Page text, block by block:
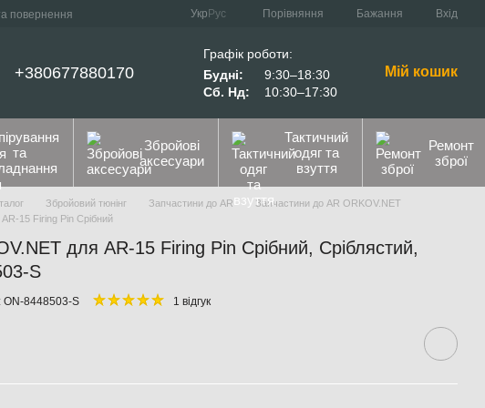
повернення
Укр Рус Порівняння Бажання Вхід
+380677880170
Графік роботи:
Будні:
9:30–18:30
Сб. Нд:
10:30–17:30
Мій кошик
та
Збройові
аксесуари
Тактичний
одяг та
взуття
Ремонт
зброї
Збройовий тюнінг Запчастини до AR
Запчастини до AR ORKOV.NET
15 Firing Pin Срібний
для AR-15 Firing Pin Срібний, Сріблястий,
S
ON-8448503-S 1 відгук